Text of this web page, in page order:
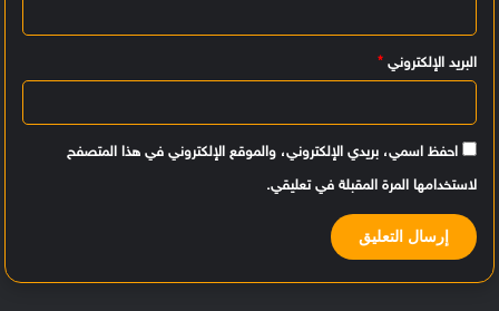
البريد الإلكتروني *
احفظ اسمي، بريدي الإلكتروني، والموقع الإلكتروني في هذا المتصفح
لاستخدامها المرة المقبلة في تعليقي.